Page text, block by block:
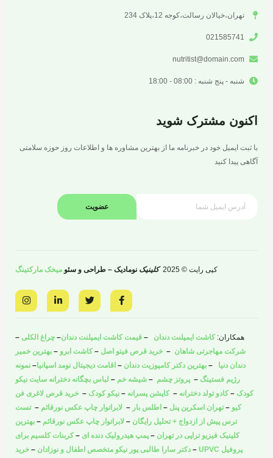
تهران،خیالان رسالت،کوجه 12،پلاک 234
021585741
nutritist@domain.com
شنبه - پنج شنبه : 08:00 - 18:00
اکنون مشترک شوید
با ثبت ایمیل خود در خبرنامه ما از بهترین مشاوره ها و اطلاعات روز حوزه سلامتی
آگاهی پیدا کنید
عضویت
کپی رایت © 2025 کلینیک نومادیک – طراحی و سئو میخک مارکتینگ
F
a
c
o
o
k
-
w
i
e
r
L
i
n
d
-
n
I
n
s
g
r
a
m
همکاران: کاشت ایمپلنت دندان – قیمت کاشت ایمپلنت دندان– چراغ الکلی –
شرکت مهاجرتی شاهان – خرید قرص فیتو اصل –کاشت ابرو – بهترین خمیر
دندان دنیا – بهترین دکتر کامپوزیت دندان – اقامت دیجیتال نومد اسپانیا– نمونه
رژیم فستینگ – پروتز چشم – شیشه خم – لباس بچگانه دخترانه سایت نیکو
کودک –کادو تولد دخترانه –کاپشن پسرانه – نیکو کودک – خرید قرص لاغری فن
کیو –تهران اسکرین پنل – اطلس بار – لابراتوار چاپ عکس نورقائم –تست
ترس پیش از ازدواج + تحلیل رایگان – لابراتوار چاپ عکس نورقائم – بهترین
کلینیک فیزیو تراپی در تهران – پمپ هیدرولیک دنده ای –کربنات کلسیم برای
پروفیل UPVC
– دکتر سارا طالبی پور نیکو متخصص اطفال و نوزادان – خرید